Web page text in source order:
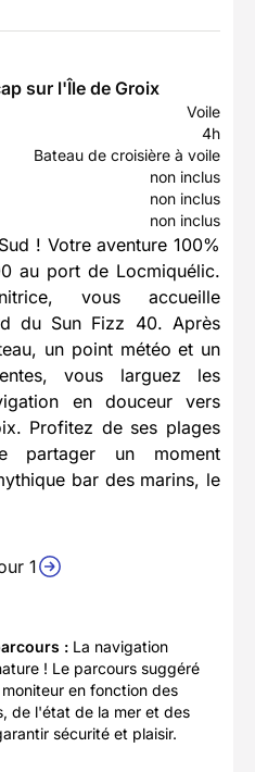
sur l'Île de Groix
Voile
4h
Bateau de croisière à voile
non inclus
non inclus
non inclus
! Votre aventure 100%
au port de Locmiquélic.
vous accueille
du Sun Fizz 40. Après
un point météo et un
vous larguez les
en douceur vers
Profitez de ses plages
partager un moment
bar des marins, le
1
: La navigation
! Le parcours suggéré
en fonction des
de l'état de la mer et des
sécurité et plaisir.